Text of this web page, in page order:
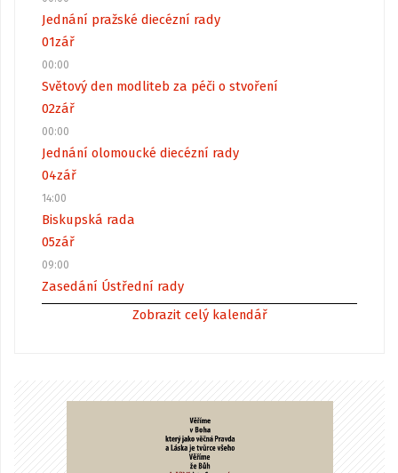
Jednání pražské diecézní rady
01zář
00:00
Světový den modliteb za péči o stvoření
02zář
00:00
Jednání olomoucké diecézní rady
04zář
14:00
Biskupská rada
05zář
09:00
Zasedání Ústřední rady
Zobrazit celý kalendář